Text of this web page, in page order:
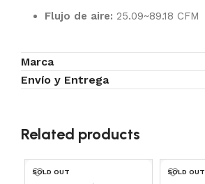
Flujo de aire: 25.09~89.18 CFM
Marca
Envío y Entrega
Related products
SOLD OUT SOLD OUT